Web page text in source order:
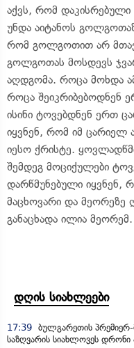
აქვს, რომ დაკისრებული
უნდა აიტანოს
რომ გოლგოთით არ
გოლგოთას მოსდევს
აღდგომა. როცა მოხდა
როცა შეიკრიბებოდნენ
ისინი ტოვებდნენ ერთ
იყვნენ, რომ იმ
იესო ქრისტე.
შემდეგ მოციქულები
დარწმუნებული იყვნენ,
მაცხოვარი და მეორეზე
განაცხადა ილია მეორემ.
დღის სიახლეები
17:39 ბულგარეთის პრემიერ-
საზღვარის სიახლოვეს